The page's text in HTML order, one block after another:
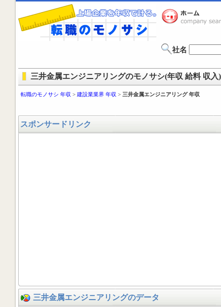
社名
三井金属エンジニアリングのモノサシ(年収 給料 収入)
転職のモノサシ 年収 > 建設業業界 年収 > 三井金属エンジニアリング 年収
スポンサードリンク
三井金属エンジニアリングのデータ